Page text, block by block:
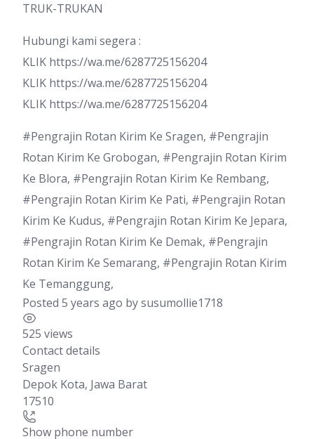
TRUK-TRUKAN
Hubungi kami segera :
KLIK https://wa.me/6287725156204
KLIK https://wa.me/6287725156204
KLIK https://wa.me/6287725156204
#Pengrajin Rotan Kirim Ke Sragen, #Pengrajin
Rotan Kirim Ke Grobogan, #Pengrajin Rotan Kirim
Ke Blora, #Pengrajin Rotan Kirim Ke Rembang,
#Pengrajin Rotan Kirim Ke Pati, #Pengrajin Rotan
Kirim Ke Kudus, #Pengrajin Rotan Kirim Ke Jepara,
#Pengrajin Rotan Kirim Ke Demak, #Pengrajin
Rotan Kirim Ke Semarang, #Pengrajin Rotan Kirim
Ke Temanggung,
Posted 5 years ago bysusumollie1718
525 views
Contact details
Sragen
Depok Kota, Jawa Barat
17510
Show phone number